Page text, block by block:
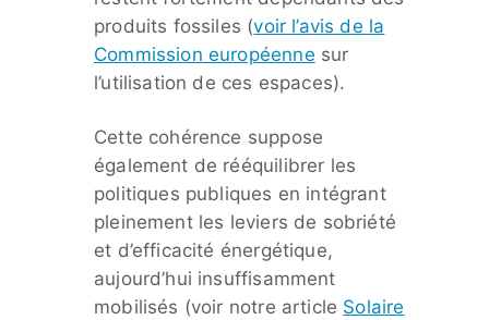
produits fossiles (voir l’avis de la
Commission européenne sur
l’utilisation de ces espaces).
Cette cohérence suppose
également de rééquilibrer les
politiques publiques en intégrant
pleinement les leviers de sobriété
et d’efficacité énergétique,
aujourd’hui insuffisamment
mobilisés (voir notre article Solaire